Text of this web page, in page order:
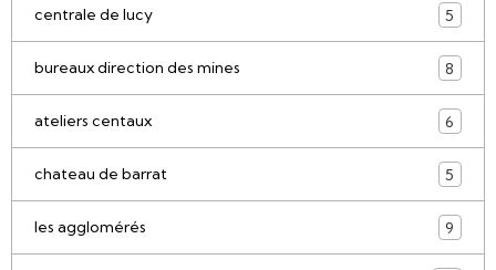
centrale de lucy 5
bureaux direction des mines 8
ateliers centaux 6
chateau de barrat 5
les agglomérés 9